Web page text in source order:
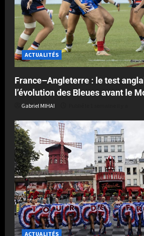
ACTUALITÉS
France–Angleterre : le test
l’évolution des Bleues avant le
Gabriel MIHAI
ACTUALITÉS